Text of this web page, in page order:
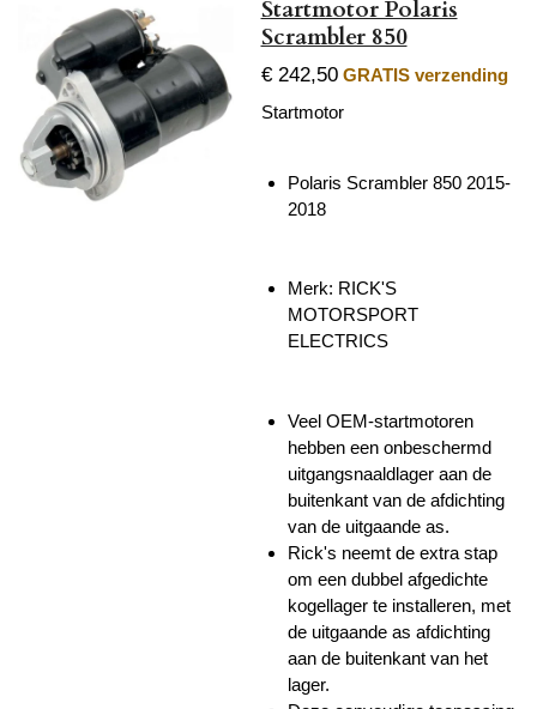
Startmotor Polaris
Scrambler 850
€ 242,50 GRATIS verzending
Startmotor
Polaris Scrambler 850 2015-
2018
Merk: RICK'S
MOTORSPORT
ELECTRICS
Veel OEM-startmotoren
hebben een onbeschermd
uitgangsnaaldlager aan de
buitenkant van de afdichting
van de uitgaande as.
Rick's neemt de extra stap
om een ​​dubbel afgedichte
kogellager te installeren, met
de uitgaande as afdichting
aan de buitenkant van het
lager.